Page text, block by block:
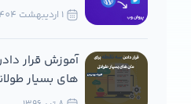
آموزش قرار
های بسیار